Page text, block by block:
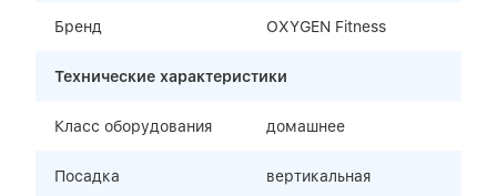
Бренд OXYGEN Fitness
Технические характеристики
Класс оборудования домашнее
Посадка вертикальная